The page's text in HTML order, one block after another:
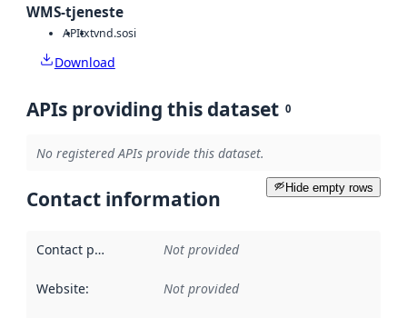
WMS-tjeneste
APItxtvnd.sosi
Download
APIs providing this dataset 0
No registered APIs provide this dataset.
Hide empty rows
Contact information
Contact point Not provided
Website: Not provided